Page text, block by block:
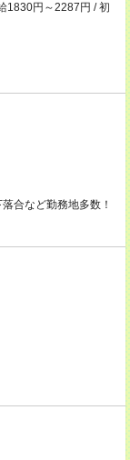
1830円～2287円 / 初
合など勤務地多数！